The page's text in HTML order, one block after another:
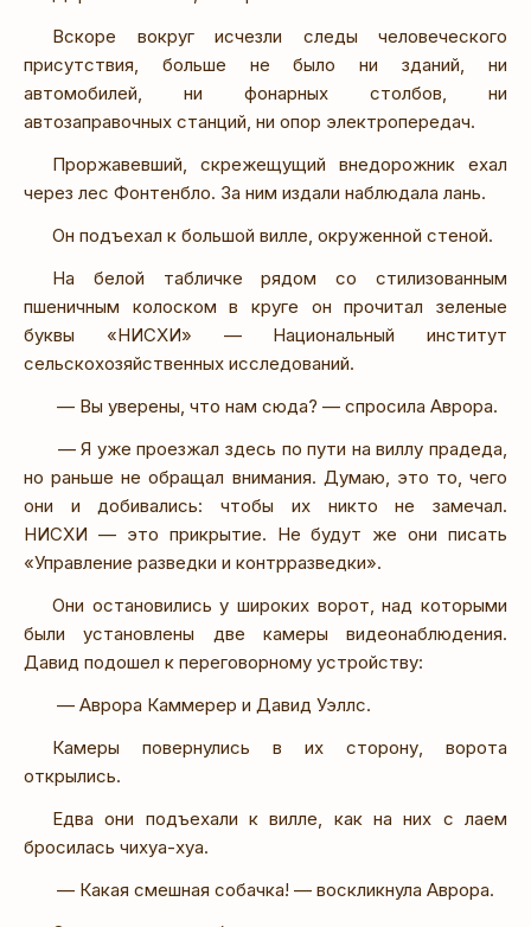
Вскоре вокруг исчезли следы человеческого
присутствия, больше не было ни зданий, ни
автомобилей, ни фонарных столбов, ни
автозаправочных станций, ни опор электропередач.
Проржавевший, скрежещущий внедорожник ехал
через лес Фонтенбло. За ним издали наблюдала лань.
Он подъехал к большой вилле, окруженной стеной.
На белой табличке рядом со стилизованным
пшеничным колоском в круге он прочитал зеленые
буквы «НИСХИ» — Национальный институт
сельскохозяйственных исследований.
— Вы уверены, что нам сюда? — спросила Аврора.
— Я уже проезжал здесь по пути на виллу прадеда,
но раньше не обращал внимания. Думаю, это то, чего
они и добивались: чтобы их никто не замечал.
НИСХИ — это прикрытие. Не будут же они писать
«Управление разведки и контрразведки».
Они остановились у широких ворот, над которыми
были установлены две камеры видеонаблюдения.
Давид подошел к переговорному устройству:
— Аврора Каммерер и Давид Уэллс.
Камеры повернулись в их сторону, ворота
открылись.
Едва они подъехали к вилле, как на них с лаем
бросилась чихуа-хуа.
— Какая смешная собачка! — воскликнула Аврора.